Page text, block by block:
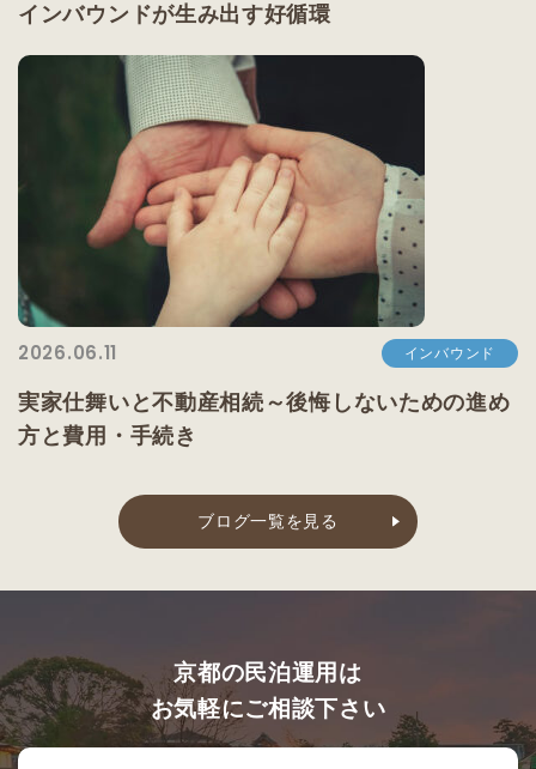
インバウンドが生み出す好循環
2026.06.11 インバウンド
実家仕舞いと不動産相続～後悔しないための進め
方と費用・手続き
ブログ一覧を見る
京都の民泊運用は
お気軽にご相談下さい